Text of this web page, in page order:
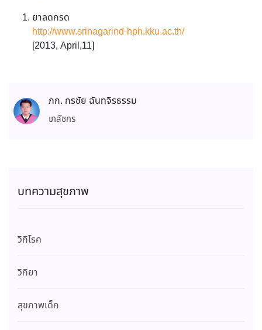
ยาลดกรด
http://www.srinagarind-hph.kku.ac.th/
[2013, April,11]
ภก. กรชัย ฉันทจิรธรรม
เภสัชกร
บทความสุขภาพ
วิกิโรค
วิกิยา
สุขภาพเด็ก